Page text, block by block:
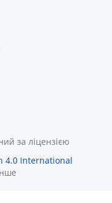
за ліцензією
4.0 International